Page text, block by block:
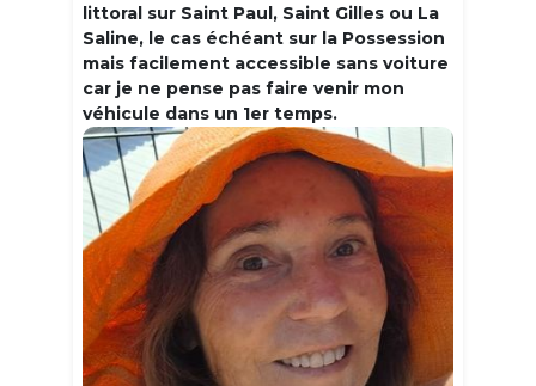
littoral sur Saint Paul, Saint Gilles ou La
Saline, le cas échéant sur la Possession
mais facilement accessible sans voiture
car je ne pense pas faire venir mon
véhicule dans un 1er temps.